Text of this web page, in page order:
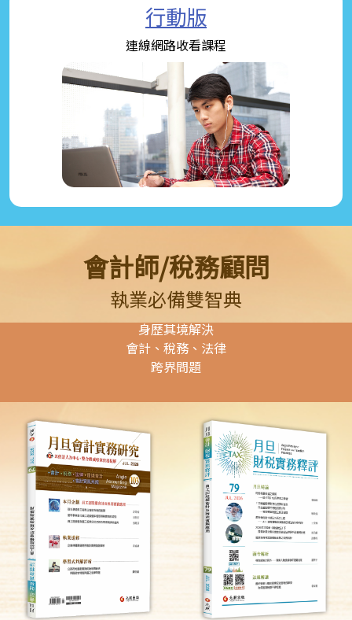
行動版
連線網路收看課程
會計師/稅務顧問
執業必備雙智典
身歷其境解決
會計、稅務、法律
跨界問題